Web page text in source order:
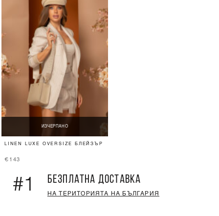
ИЗЧЕРПАНО
LINEN LUXE OVERSIZE БЛЕЙЗЪР
€143
#1 БЕЗПЛАТНА ДОСТАВКА
НА ТЕРИТОРИЯТА НА БЪЛГАРИЯ